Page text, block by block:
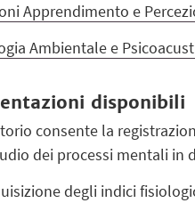
Apprendimento e
Ambientale e
disponibili
consente la
dei processi mentali in
degli indici